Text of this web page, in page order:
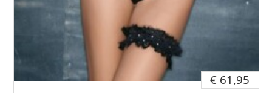
€ 61,95